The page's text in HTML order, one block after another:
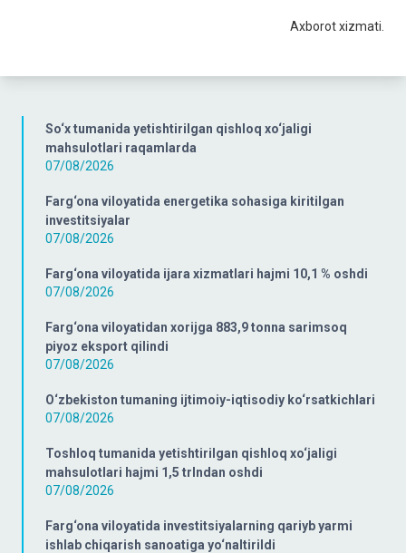
So‘x tumanida yetishtirilgan qishloq xo‘jaligi
mahsulotlari raqamlarda
07/08/2026
Farg‘ona viloyatida energetika sohasiga kiritilgan
investitsiyalar
07/08/2026
Farg‘ona viloyatida ijara xizmatlari hajmi 10,1 % oshdi
07/08/2026
Farg‘ona viloyatidan xorijga 883,9 tonna sarimsoq
piyoz eksport qilindi
07/08/2026
O‘zbekiston tumaning ijtimoiy-iqtisodiy ko‘rsatkichlari
07/08/2026
Toshloq tumanida yetishtirilgan qishloq xo‘jaligi
mahsulotlari hajmi 1,5 trlndan oshdi
07/08/2026
Farg‘ona viloyatida investitsiyalarning qariyb yarmi
ishlab chiqarish sanoatiga yo‘naltirildi
Axborot xizmati.